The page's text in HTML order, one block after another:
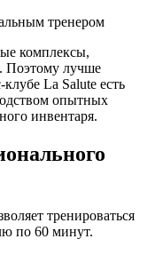
комплексы,
Поэтому лучше
La Salute есть
опытных
инвентаря.
тренироваться
по 60 минут.